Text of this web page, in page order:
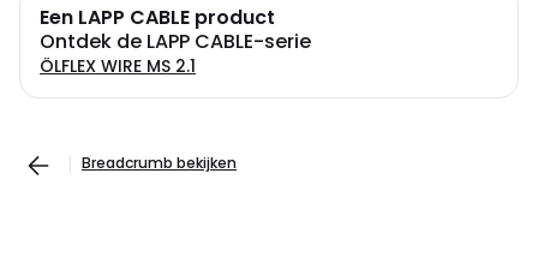
Een LAPP CABLE product
Ontdek de LAPP CABLE-serie
ÖLFLEX WIRE MS 2.1
Breadcrumb bekijken